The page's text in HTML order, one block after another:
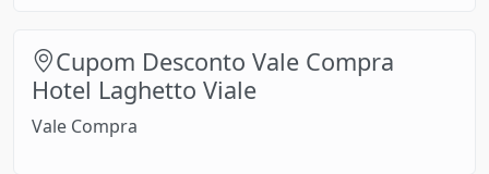
Cupom Desconto Vale Compra
Hotel Laghetto Viale
Vale Compra